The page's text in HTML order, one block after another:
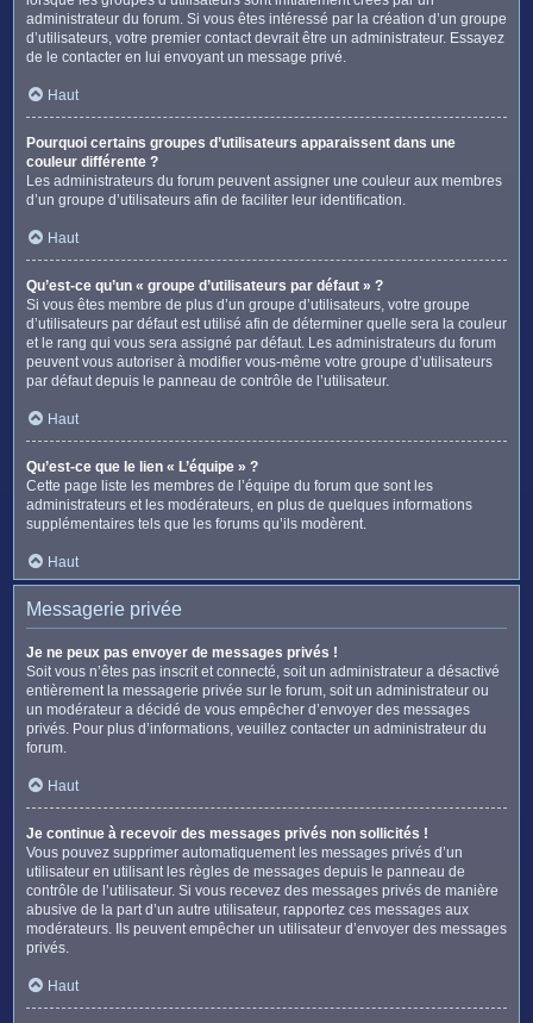
administrateur du forum. Si vous êtes intéressé par la création d’un groupe
d’utilisateurs, votre premier contact devrait être un administrateur. Essayez
de le contacter en lui envoyant un message privé.
Haut
Pourquoi certains groupes d’utilisateurs apparaissent dans une
couleur différente ?
Les administrateurs du forum peuvent assigner une couleur aux membres
d’un groupe d’utilisateurs afin de faciliter leur identification.
Haut
Qu’est-ce qu’un « groupe d’utilisateurs par défaut » ?
Si vous êtes membre de plus d’un groupe d’utilisateurs, votre groupe
d’utilisateurs par défaut est utilisé afin de déterminer quelle sera la couleur
et le rang qui vous sera assigné par défaut. Les administrateurs du forum
peuvent vous autoriser à modifier vous-même votre groupe d’utilisateurs
par défaut depuis le panneau de contrôle de l’utilisateur.
Haut
Qu’est-ce que le lien « L’équipe » ?
Cette page liste les membres de l’équipe du forum que sont les
administrateurs et les modérateurs, en plus de quelques informations
supplémentaires tels que les forums qu’ils modèrent.
Haut
Messagerie privée
Je ne peux pas envoyer de messages privés !
Soit vous n’êtes pas inscrit et connecté, soit un administrateur a désactivé
entièrement la messagerie privée sur le forum, soit un administrateur ou
un modérateur a décidé de vous empêcher d’envoyer des messages
privés. Pour plus d’informations, veuillez contacter un administrateur du
forum.
Haut
Je continue à recevoir des messages privés non sollicités !
Vous pouvez supprimer automatiquement les messages privés d’un
utilisateur en utilisant les règles de messages depuis le panneau de
contrôle de l’utilisateur. Si vous recevez des messages privés de manière
abusive de la part d’un autre utilisateur, rapportez ces messages aux
modérateurs. Ils peuvent empêcher un utilisateur d’envoyer des messages
privés.
Haut